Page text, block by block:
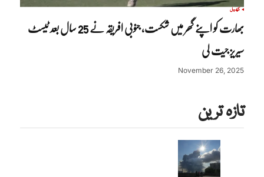
کھیل
بھارت کو اپنے گھر میں شکست، جنوبی افریقہ نے 25 سال بعد ٹیسٹ
سیریز جیت لی
November 26, 2025
تازہ ترین